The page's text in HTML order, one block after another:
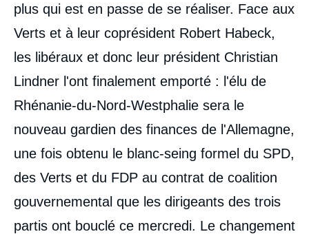
plus qui est en passe de se réaliser. Face aux
Verts et à leur coprésident Robert Habeck,
les libéraux et donc leur président Christian
Lindner l'ont finalement emporté : l'élu de
Rhénanie-du-Nord-Westphalie sera le
nouveau gardien des finances de l'Allemagne,
une fois obtenu le blanc-seing formel du SPD,
des Verts et du FDP au contrat de coalition
gouvernemental que les dirigeants des trois
partis ont bouclé ce mercredi. Le changement